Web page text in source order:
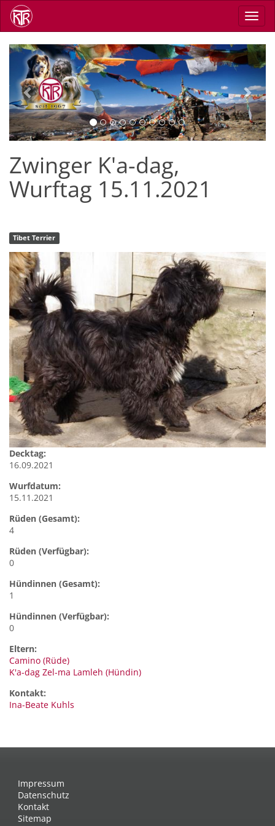
Direkt
zum
Inhalt
Previous Next
Zwinger K'a-dag,
Wurftag 15.11.2021
Tibet Terrier
Decktag:
16.09.2021
Wurfdatum:
15.11.2021
Rüden (Gesamt):
4
Rüden (Verfügbar):
0
Hündinnen (Gesamt):
1
Hündinnen (Verfügbar):
0
Eltern:
Camino (Rüde)
K'a-dag Zel-ma Lamleh (Hündin)
Kontakt:
Ina-Beate Kuhls
Impressum
Datenschutz
Kontakt
Sitemap